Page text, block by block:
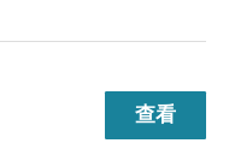
查看